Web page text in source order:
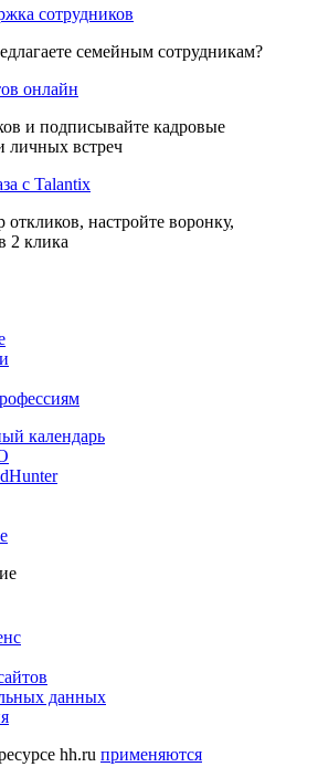
сотрудников
семейным сотрудникам?
онлайн
и подписывайте кадровые
личных встреч
с Talantix
откликов, настройте воронку,
2 клика
календарь
данных
hh.ru применяются